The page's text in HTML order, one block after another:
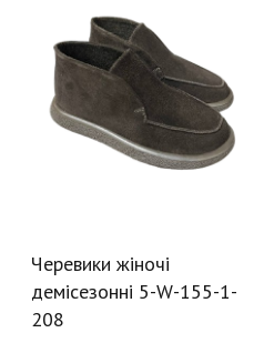
Черевики жіночі
демісезонні 5-W-155-1-
208